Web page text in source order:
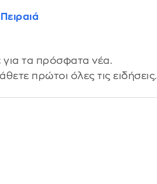
για τα πρόσφατα νέα.
πρώτοι όλες τις ειδήσεις.